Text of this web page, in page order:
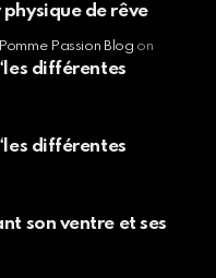
physique de rêve
Passion Blog on
différentes
différentes
son ventre et ses